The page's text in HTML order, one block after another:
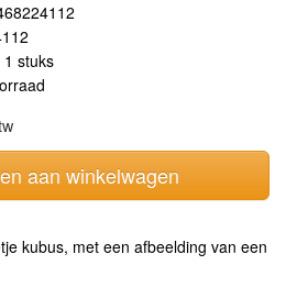
1 stuks
aan winkelwagen
kubus, met een afbeelding van een